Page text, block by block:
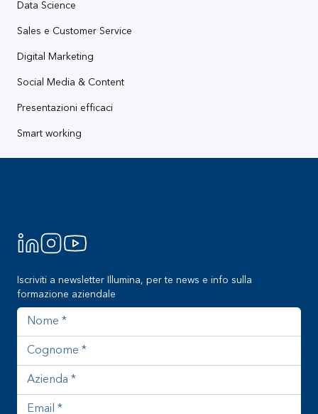
Data Science
Sales e Customer Service
Digital Marketing
Social Media & Content
Presentazioni efficaci
Smart working
Iscriviti a newsletter Illumina, per te news e info sulla
formazione aziendale
Nome
Cognome
Azienda
Indirizzo email